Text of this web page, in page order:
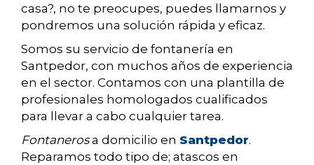
casa?, no te preocupes, puedes llamarnos y
pondremos una solución rápida y eficaz.
Somos su servicio de fontanería en
Santpedor, con muchos años de experiencia
en el sector. Contamos con una plantilla de
profesionales homologados cualificados
para llevar a cabo cualquier tarea.
Fontanerosa domicilio en Santpedor.
Reparamos todo tipo de; atascos en